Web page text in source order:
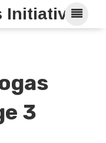
Initiative
3